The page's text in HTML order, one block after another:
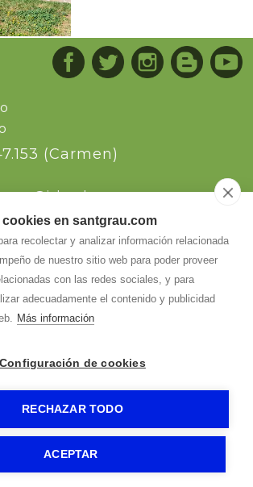
cookies en santgrau.com
recolectar y analizar información relacionada
de nuestro sitio web para poder proveer
con las redes sociales, y para
adecuadamente el contenido y publicidad
Más información
Configuración de cookies
RECHAZAR TODO
ACEPTAR
(Carmen)
icloud.com
s/n. Ctra de Solsona km64, dirección
del Solsonas. Naves
Naves (Lleida)
-Aviso legal-Política de privacidad
cookies- byRuralesDATA -